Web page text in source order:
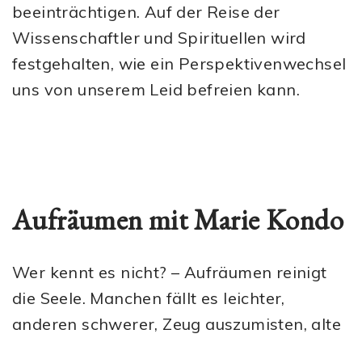
beeinträchtigen. Auf der Reise der
Wissenschaftler und Spirituellen wird
festgehalten, wie ein Perspektivenwechsel
uns von unserem Leid befreien kann.
Aufräumen mit Marie Kondo
Wer kennt es nicht? – Aufräumen reinigt
die Seele. Manchen fällt es leichter,
anderen schwerer, Zeug auszumisten, alte